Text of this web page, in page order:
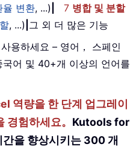
율 변환, ...) 7 병합 및 분할
, ...) 그 외 더 많은 기능
용하세요 – 영어， 스페인
어 및 40+개 이상의 언어를
역량을 한 단계 업그레이
경험하세요。 Kutools for
을 향상시키는 300 개